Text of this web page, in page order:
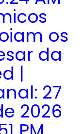
os
da
|
27
2026